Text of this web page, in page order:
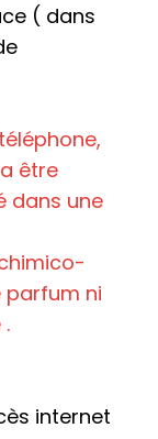
( dans
être
dans une
parfum ni
internet